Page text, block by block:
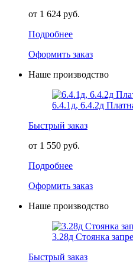
от 1 624 руб.
Подробнее
Оформить заказ
Наше производство
6.4.1д, 6.4.2д
Быстрый заказ
от 1 550 руб.
Подробнее
Оформить заказ
Наше производство
3.28д Стоянка
Быстрый заказ